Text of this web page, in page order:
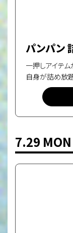
パンパン
一押しアイテ
自身が詰め放
7.29